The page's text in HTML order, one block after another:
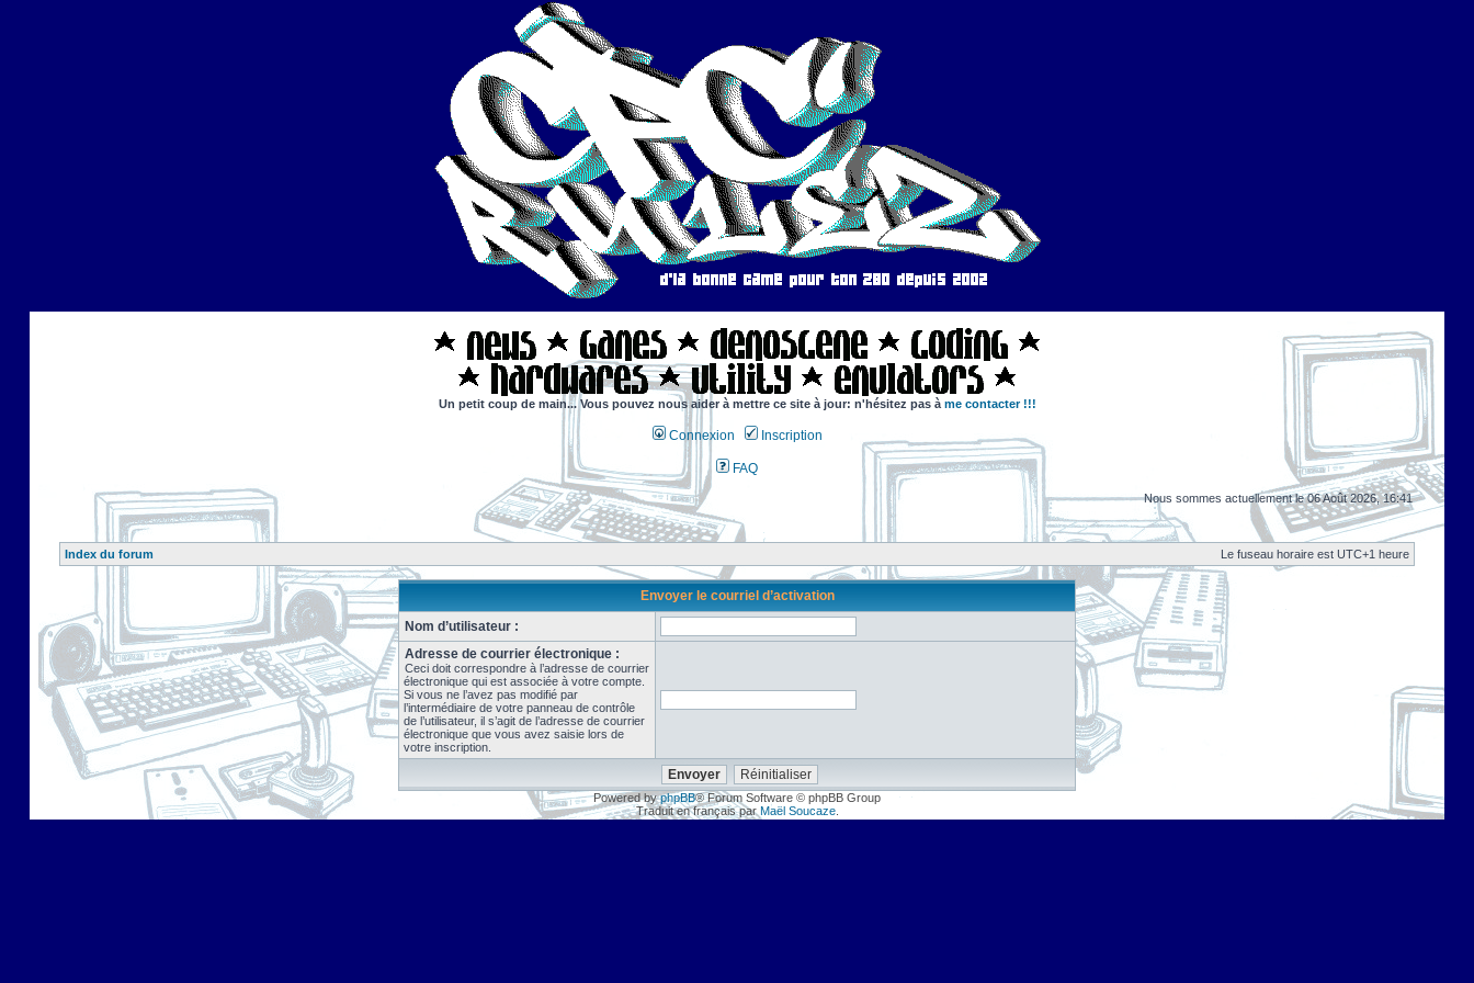
Un petit coup de main... Vous pouvez nous aider à mettre ce site à jour: n'hésitez pas à me contacter !!!
Connexion Inscription
FAQ
Nous sommes actuellement le 06 Août 2026, 16:41
Index du forum Le fuseau horaire est UTC+1 heure
Envoyer le courriel d’activation
Nom d’utilisateur :
Adresse de courrier électronique :
Ceci doit correspondre à l’adresse de courrier
électronique qui est associée à votre compte.
Si vous ne l’avez pas modifié par
l’intermédiaire de votre panneau de contrôle
de l’utilisateur, il s’agit de l’adresse de courrier
électronique que vous avez saisie lors de
votre inscription.
Powered byphpBB® Forum Software © phpBB Group
Traduit en français par Maël Soucaze.